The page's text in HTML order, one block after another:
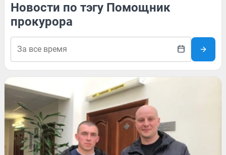
Новости по тэгу Помощник
прокурора